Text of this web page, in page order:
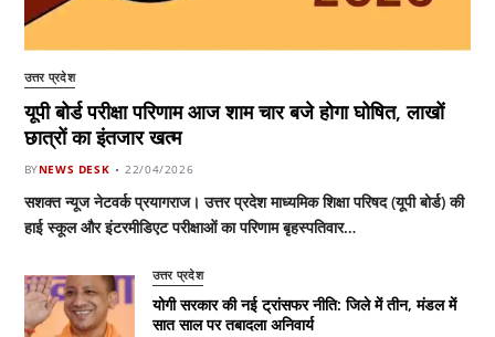
उत्तर प्रदेश
यूपी बोर्ड परीक्षा परिणाम आज शाम चार बजे होगा घोषित, लाखों
छात्रों का इंतजार खत्म
BYNEWS DESK 22/04/2026
सशक्त न्यूज नेटवर्क प्रयागराज। उत्तर प्रदेश माध्यमिक शिक्षा परिषद (यूपी बोर्ड) की
हाई स्कूल और इंटरमीडिएट परीक्षाओं का परिणाम बृहस्पतिवार…
उत्तर प्रदेश
योगी सरकार की नई ट्रांसफर नीति: जिले में तीन, मंडल में
सात साल पर तबादला अनिवार्य